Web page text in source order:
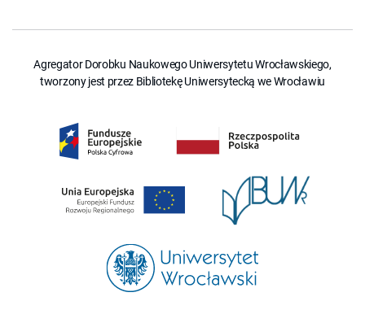
Agregator Dorobku Naukowego Uniwersytetu Wrocławskiego,
tworzony jest przez Bibliotekę Uniwersytecką we Wrocławiu